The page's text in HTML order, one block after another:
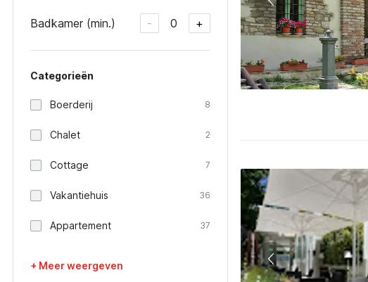
Badkamer (min.) - 0 +
Categorieën
Boerderij 8
Chalet 2
Cottage 7
Vakantiehuis 36
Appartement 37
+ Meer weergeven